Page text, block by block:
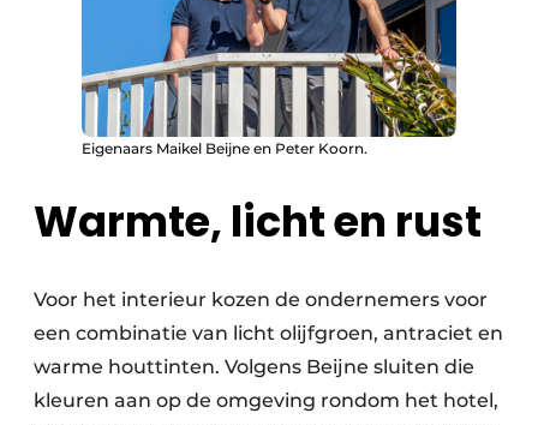
Eigenaars Maikel Beijne en Peter Koorn.
Warmte, licht en rust
Voor het interieur kozen de ondernemers voor
een combinatie van licht olijfgroen, antraciet en
warme houttinten. Volgens Beijne sluiten die
kleuren aan op de omgeving rondom het hotel,